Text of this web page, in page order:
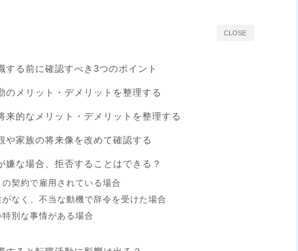
CLOSE
する前に確認すべき3つのポイント
メリット・デメリットを整理する
的なメリット・デメリットを整理する
家族の将来像を改めて確認する
嫌な場合、拒否することはできる？
の契約で雇用されている場合
なく、不当な動機で辞令を受けた場合
別な事情がある場合